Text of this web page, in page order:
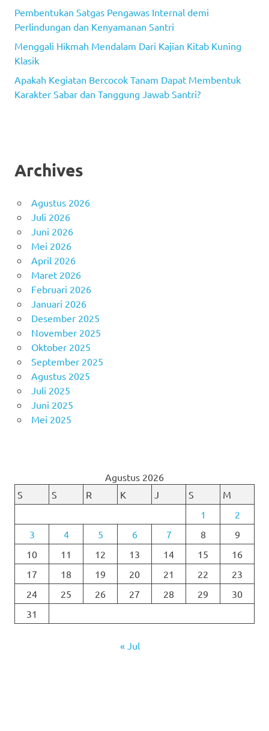
Pembentukan Satgas Pengawas Internal demi
Perlindungan dan Kenyamanan Santri
Menggali Hikmah Mendalam Dari Kajian Kitab Kuning
Klasik
Apakah Kegiatan Bercocok Tanam Dapat Membentuk
Karakter Sabar dan Tanggung Jawab Santri?
Archives
Agustus 2026
Juli 2026
Juni 2026
Mei 2026
April 2026
Maret 2026
Februari 2026
Januari 2026
Desember 2025
November 2025
Oktober 2025
September 2025
Agustus 2025
Juli 2025
Juni 2025
Mei 2025
Agustus 2026
S
S R K J S
M
1
2
3
4 5 6 7 8
9
10
11 12 13 14 15
16
17
18 19 20 21 22
23
24
25 26 27 28 29
30
31
« Jul